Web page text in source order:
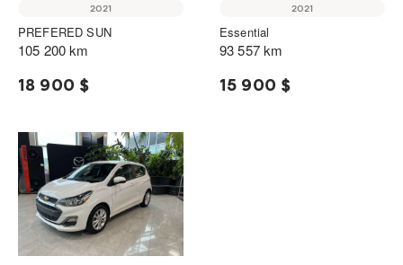
2021
PREFERED SUN
105 200 km
18 900 $
2021
Essential
93 557 km
15 900 $